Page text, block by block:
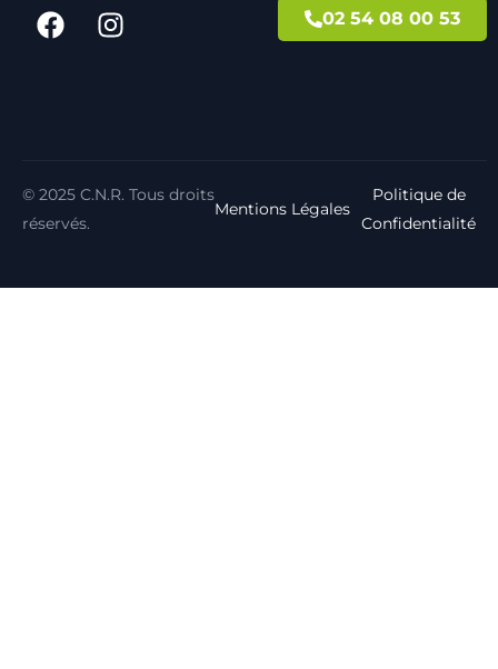
02 54 08 00 53
© 2025 C.N.R. Tous droits
réservés.
Mentions Légales
Politique de
Confidentialité